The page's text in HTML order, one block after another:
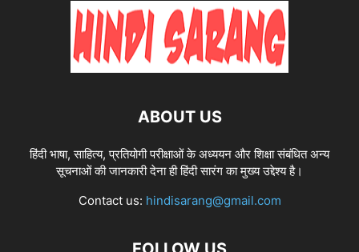
ABOUT US
हिंदी भाषा, साहित्य, प्रतियोगी परीक्षाओं के अध्ययन और शिक्षा संबंधित अन्य
सूचनाओं की जानकारी देना ही हिंदी सारंग का मुख्य उद्देश्य है।
Contact us: hindisarang@gmail.com